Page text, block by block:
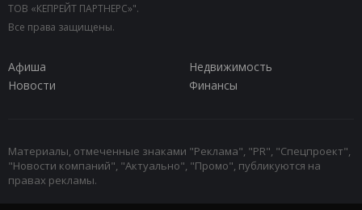
ТОВ «КЕПРЕЙТ ПАРТНЕРС»".
Все права защищены.
Афиша
Недвижимость
Новости
Финансы
Материалы, отмеченные знаками "Реклама", "PR", "Спецпроект",
"Новости компаний", "Актуально", "Промо", публикуются на
правах рекламы.